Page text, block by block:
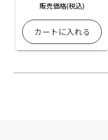
販売価格(税込)